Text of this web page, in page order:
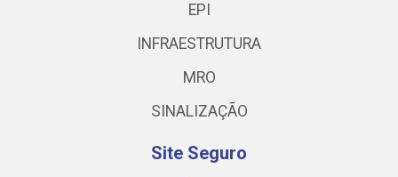
EPI
INFRAESTRUTURA
MRO
SINALIZAÇÃO
Site Seguro